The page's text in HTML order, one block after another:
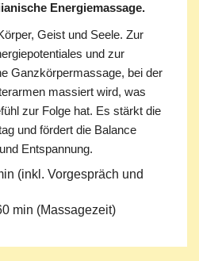
Energiemassage.
Geist und Seele. Zur
und zur
Ganzkörpermassage, bei der
massiert wird, was
zur Folge hat. Es stärkt die
und fördert die Balance
Entspannung.
(inkl. Vorgespräch und
min (Massagezeit)